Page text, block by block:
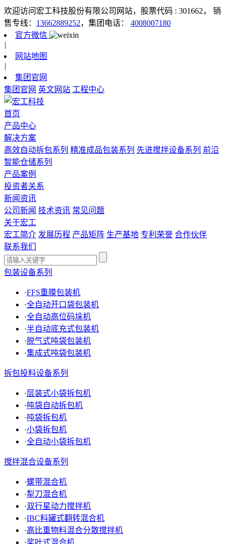
欢迎访问宏工科技股份有限公司网站，股票代码 : 301662，
销
售专线： 13662889252，集团电话： 4008007180
官方微信
|
网站地图
|
集团官网
集团官网 英文网站 工程中心
首页
产品中心
解决方案
高效自动拆包系列 精准成品包装系列 先进搅拌设备系列 前沿
智能仓储系列
产品案例
投资者关系
新闻资讯
公司新闻 技术资讯 常见问题
关于宏工
宏工简介 发展历程 产品矩阵 生产基地 专利荣誉 合作伙伴
联系我们
包装设备系列
·FFS重膜包装机
·全自动开口袋包装机
·全自动高位码垛机
·半自动底充式包装机
·脱气式吨袋包装机
·集成式吨袋包装机
拆包投料设备系列
·层装式小袋拆包机
·吨袋自动拆包机
·吨袋拆包机
·小袋拆包机
·全自动小袋拆包机
搅拌混合设备系列
·螺带混合机
·犁刀混合机
·双行星动力搅拌机
·IBC料罐式翻转混合机
·高比重物料混合分散搅拌机
·桨叶式混合机